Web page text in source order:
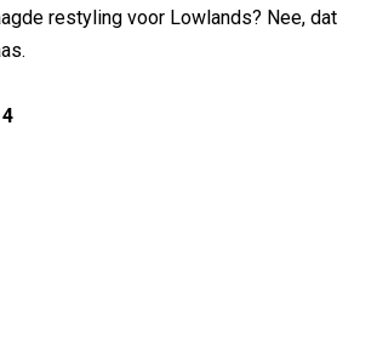
restyling voor Lowlands? Nee, dat